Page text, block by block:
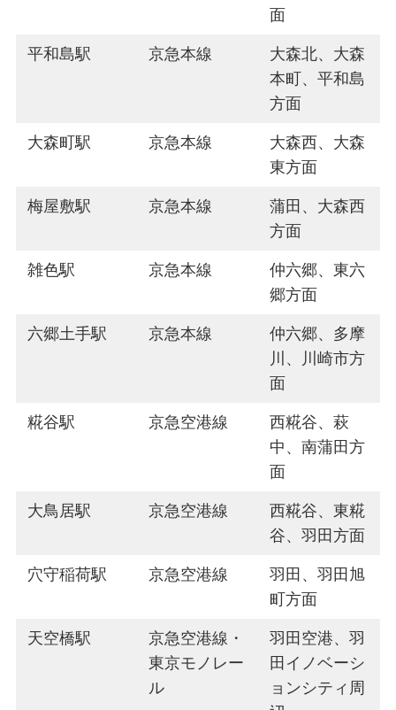
面
平和島駅 京急本線
大森北、大森
本町、平和島
方面
大森町駅 京急本線
大森西、大森
東方面
梅屋敷駅 京急本線
蒲田、大森西
方面
雑色駅 京急本線
仲六郷、東六
郷方面
六郷土手駅 京急本線
仲六郷、多摩
川、川崎市方
面
糀谷駅 京急空港線
西糀谷、萩
中、南蒲田方
面
大鳥居駅 京急空港線
西糀谷、東糀
谷、羽田方面
穴守稲荷駅 京急空港線
羽田、羽田旭
町方面
天空橋駅
京急空港線・
東京モノレー
ル
羽田空港、羽
田イノベーシ
ョンシティ周